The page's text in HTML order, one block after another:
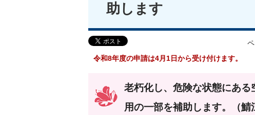
助します
令和8年度の申請は4月1日から受け付けます。
老朽化し、危険な状態にあ
用の一部を補助します。（鯖